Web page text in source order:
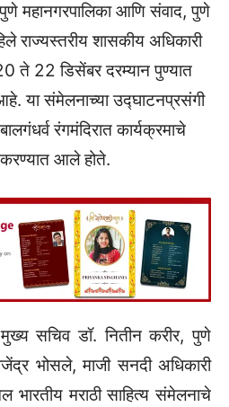
पुणे महानगरपालिका आणि संवाद, पुणे
राज्यस्तरीय शासकीय अधिकारी
ते 22 डिसेंबर दरम्यान पुण्यात
या संमेलनाच्या उद्घाटनप्रसंगी
रंगमंदिरात कार्यक्रमाचे
आले होते.
सचिव डॉ. नितीन करीर, पुणे
भोसले, माजी सनदी अधिकारी
भारतीय मराठी साहित्य संमेलनाचे